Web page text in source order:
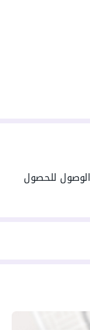
تسجيل الوصول للحصول